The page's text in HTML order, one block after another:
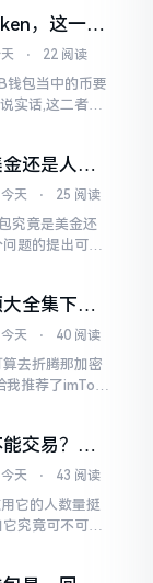
，这一步
⋅ 22 阅读
钱包当中的币要
实话,这二者皆
还是人民
面手”
今天 ⋅ 25 阅读
究竟是美金还
题的提出可谓
全集下
怎么用
今天 ⋅ 40 阅读
去折腾那加密
推荐了imTok
交易？一
今天 ⋅ 43 阅读
它的人数量挺
究竟可不可以